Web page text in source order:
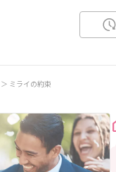
ミライの約束